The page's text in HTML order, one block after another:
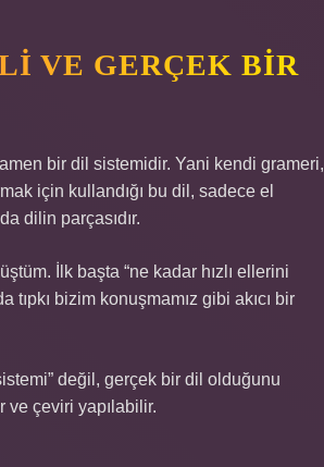
VE GERÇEK BIR
bir dil sistemidir. Yani kendi grameri,
için kullandığı bu dil, sadece el
dilin parçasıdır.
İlk başta “ne kadar hızlı ellerini
bizim konuşmamız gibi akıcı bir
değil, gerçek bir dil olduğunu
ve çeviri yapılabilir.